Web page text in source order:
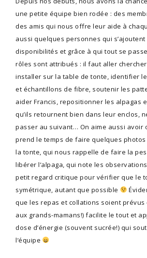
une petite équipe bien rodée : des
des amis qui nous offre leur aide à
aussi quelques personnes qui
disponibilités et grâce à qui tout se
rôles sont attribués : il faut aller
installer sur la table de tonte, identifier
et échantillons de fibre, soutenir les
aider Francis, repositionner les alpagas
qu’ils retournent bien dans leur enclos,
passer au suivant… On aime aussi avoir
prend le temps de faire quelques
la tonte, qui nous rappelle de faire la
libérer l’alpaga, qui note les
petit regard critique pour vérifier que le
symétrique, autant que possible
que les repas et collations soient prévus
aux grands-mamans!) facilite le tout et
dose d’énergie (souvent sucrée!) qui
l’équipe